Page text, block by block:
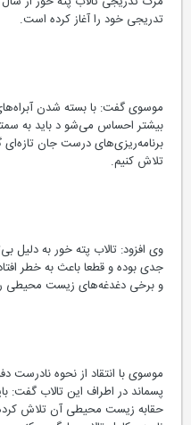
تدریجی خود را آغاز کرده است.
موسوی گفت: با بسته شدن آبراه‌های
بیشتر احساس می‌شو د باید به سمتی
برنامه‌ریزی‌های درست جان تازه‌ای
تلاش کنیم.
وی افزود: تالاب پته خور به دلیل
جدی بوده و قطعا باعث به خطر
و برخی دغدغه‌های زیست محیطی را
موسوی با انتقاد از نحوه نادرست
پسماند در اطراف این تالاب گفت:
حقابه زیست محیطی آن تلاش کرده و